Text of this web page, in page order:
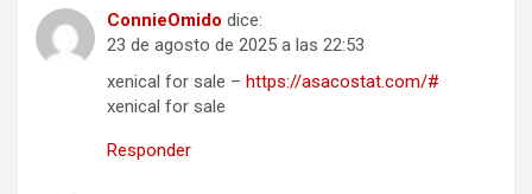
ConnieOmido dice:
23 de agosto de 2025 a las 22:53
xenical for sale – https://asacostat.com/#
xenical for sale
Responder